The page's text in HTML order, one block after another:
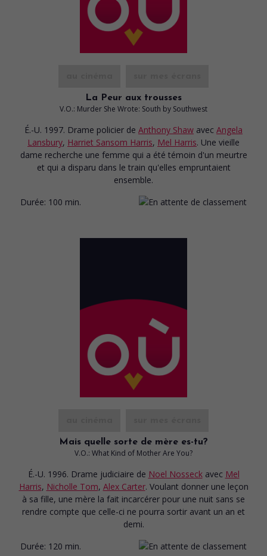
La Peur aux trousses
V.O.: Murder She Wrote: South by Southwest
É.-U. 1997. Drame policier de Anthony Shaw avec Angela
Lansbury, Harriet Sansom Harris, Mel Harris. Une vieille
dame recherche une femme qui a été témoin d'un meurtre
et qui a disparu dans le train qu'elles empruntaient
ensemble.
Durée: 100 min.
Mais quelle sorte de mère es-tu?
V.O.: What Kind of Mother Are You?
É.-U. 1996. Drame judiciaire de Noel Nosseck avec Mel
Harris, Nicholle Tom, Alex Carter. Voulant donner une leçon
à sa fille, une mère la fait incarcérer pour une nuit sans se
rendre compte que celle-ci ne pourra sortir avant un an et
demi.
Durée: 120 min.